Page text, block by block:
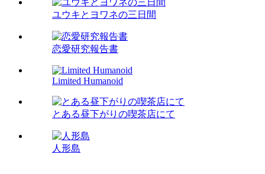
ユウキとヨワネの三日間
恋愛研究報告書
Limited Humanoid
とある昼下がりの喫茶店にて
人形島